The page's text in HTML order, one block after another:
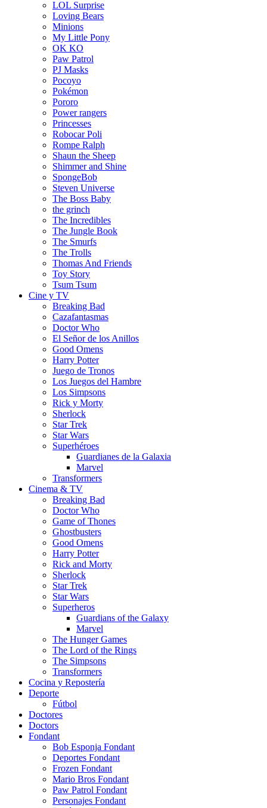
LOL Surprise
Loving Bears
Minions
My Little Pony
OK KO
Paw Patrol
PJ Masks
Pocoyo
Pokémon
Pororo
Power rangers
Princesses
Robocar Poli
Rompe Ralph
Shaun the Sheep
Shimmer and Shine
SpongeBob
Steven Universe
The Boss Baby
the grinch
The Incredibles
The Jungle Book
The Smurfs
The Trolls
Thomas And Friends
Toy Story
Tsum Tsum
Cine y TV
Breaking Bad
Cazafantasmas
Doctor Who
El Señor de los Anillos
Good Omens
Harry Potter
Juego de Tronos
Los Juegos del Hambre
Los Simpsons
Rick y Morty
Sherlock
Star Trek
Star Wars
Superhéroes
Guardianes de la Galaxia
Marvel
Transformers
Cinema & TV
Breaking Bad
Doctor Who
Game of Thones
Ghostbusters
Good Omens
Harry Potter
Rick and Morty
Sherlock
Star Trek
Star Wars
Superheros
Guardians of the Galaxy
Marvel
The Hunger Games
The Lord of the Rings
The Simpsons
Transformers
Cocina y Repostería
Deporte
Fútbol
Doctores
Doctors
Fondant
Bob Esponja Fondant
Deportes Fondant
Frozen Fondant
Mario Bros Fondant
Paw Patrol Fondant
Personajes Fondant